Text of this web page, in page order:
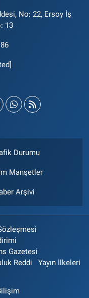
No: 22, Ersoy İş
13
Durumu
Manşetler
Arşivi
Gazetesi
Reddi Yayın İlkeleri